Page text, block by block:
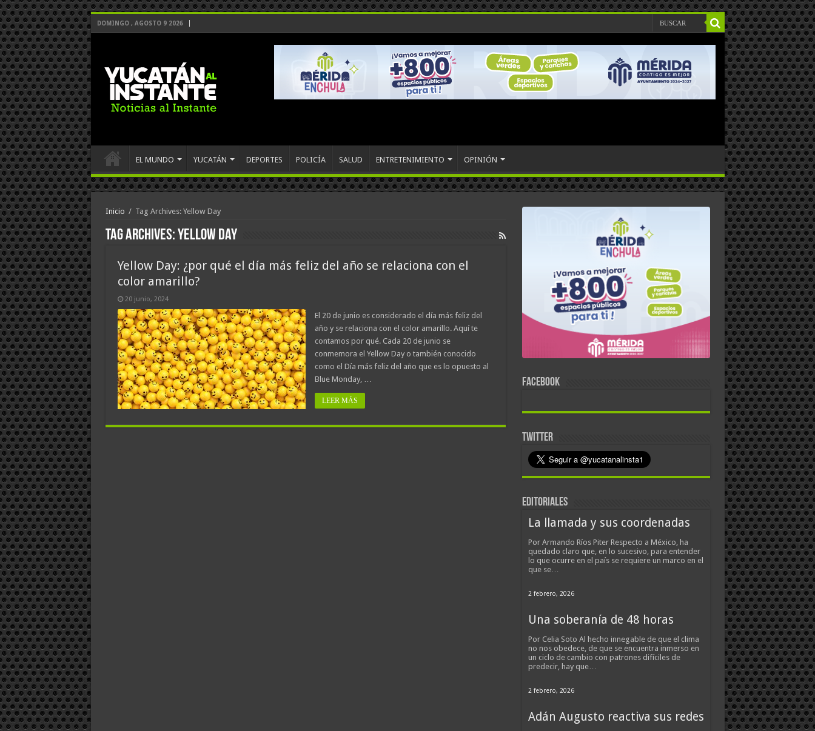
DOMINGO , AGOSTO 9 2026
EL MUNDO YUCATÁN DEPORTES POLICÍA SALUD ENTRETENIMIENTO OPINIÓN
Inicio / Tag Archives: Yellow Day
Tag Archives:Yellow Day
Yellow Day: ¿por qué el día más feliz del año se relaciona con el
color amarillo?
20 junio, 2024
El 20 de junio es considerado el día más feliz del
año y se relaciona con el color amarillo. Aquí te
contamos por qué. Cada 20 de junio se
conmemora el Yellow Day o también conocido
como el Día más feliz del año que es lo opuesto al
Blue Monday, …
LEER MÁS
FACEBOOK
TWITTER
EDITORIALES
La llamada y sus coordenadas
Por Armando Ríos Piter Respecto a México, ha
quedado claro que, en lo sucesivo, para entender
lo que ocurre en el país se requiere un marco en el
que se…
2 febrero, 2026
Una soberanía de 48 horas
Por Celia Soto Al hecho innegable de que el clima
no nos obedece, de que se encuentra inmerso en
un ciclo de cambio con patrones difíciles de
predecir, hay que…
2 febrero, 2026
Adán Augusto reactiva sus redes